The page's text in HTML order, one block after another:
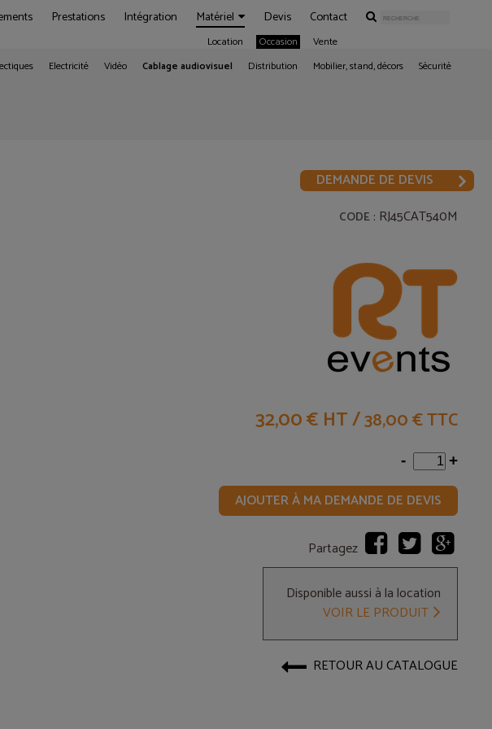
Prestations Intégration Matériel
Location Occasion Vente
Devis Contact
Electricité Vidéo Cablage audiovisuel Distribution Mobilier, stand, décors Sécurité
DEMANDE DE DEVIS
CODE : RJ45CAT540M
32,00 € HT/38,00 € TTC
- +
AJOUTER À MA DEMANDE DE DEVIS
Partagez
Disponible aussi à la location
VOIR LE PRODUIT
RETOUR AU CATALOGUE